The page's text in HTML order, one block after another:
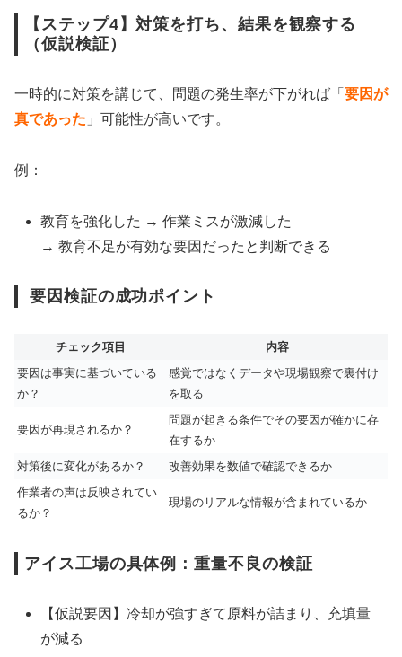
【ステップ4】対策を打ち、結果を観察する
（仮説検証）
一時的に対策を講じて、問題の発生率が下がれば「 要因が
真であった 」可能性が高いです。
例：
教育を強化した → 作業ミスが激減した
→ 教育不足が有効な要因だったと判断できる
要因検証の成功ポイント
チェック項目
内容
要因は事実に基づいている
か？
感覚ではなくデータや現場観察で裏付け
を取る
要因が再現されるか？
問題が起きる条件でその要因が確かに存
在するか
対策後に変化があるか？
改善効果を数値で確認できるか
作業者の声は反映されてい
るか？
現場のリアルな情報が含まれているか
アイス工場の具体例：重量不良の検証
【仮説要因】冷却が強すぎて原料が詰まり、充填量
が減る